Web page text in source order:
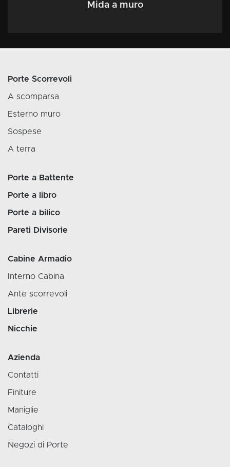
Mida a muro
Porte Scorrevoli
A scomparsa
Esterno muro
Sospese
A terra
Porte a Battente
Porte a libro
Porte a bilico
Pareti Divisorie
Cabine Armadio
Interno Cabina
Ante scorrevoli
Librerie
Nicchie
Azienda
Contatti
Finiture
Maniglie
Cataloghi
Negozi di Porte